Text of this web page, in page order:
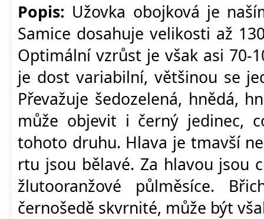
Popis: Užovka obojková je
Samice dosahuje velikosti až
Optimální vzrůst je však asi 70-
je dost variabilní, většinou se
Převažuje šedozelená, hnědá,
může objevit i černý jedinec,
tohoto druhu. Hlava je tmavší
rtu jsou bělavé. Za hlavou jsou
žlutooranžové půlměsíce.
černošedě skvrnité, může být